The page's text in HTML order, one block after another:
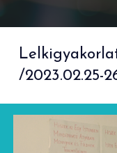
/2023.02.25-